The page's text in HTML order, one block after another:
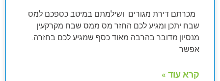
מכרתם דירת מגורים ושילמתם במיטב כספכם למס
שבח יתכן ומגיע לכם החזר מס ממס שבח מקרקעין
מנסיון מדובר בהרבה מאוד כסף שמגיע לכם בחזרה.
אפשר
קרא עוד »